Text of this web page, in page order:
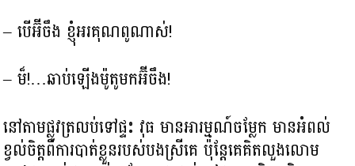
– បើអ៊ីចឹង ខ្ញុំអរគុណពូណាស់!
– ម៏!…ឆាប់ឡើងម៉ូតូមកអ៊ីចឹង!
នៅតាមផ្លូវត្រលប់ទៅផ្ទះ វុធ មានអារម្មណ៍ចម្លែក មានអំពល់
ខ្វល់ចិត្តពីការបាត់ខ្លួនរបស់បងស្រីគេ ប៉ុន្ដែគេគិតលួងលោម